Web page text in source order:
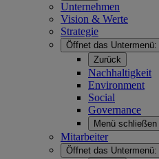
Unternehmen
Vision & Werte
Strategie
Öffnet das Untermenü:
Zurück
Nachhaltigkeit
Environment
Social
Governance
Menü schließen
Mitarbeiter
Öffnet das Untermenü: